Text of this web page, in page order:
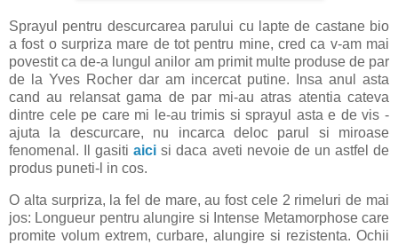
Sprayul pentru descurcarea parului cu lapte de castane bio
a fost o surpriza mare de tot pentru mine, cred ca v-am mai
povestit ca de-a lungul anilor am primit multe produse de par
de la Yves Rocher dar am incercat putine. Insa anul asta
cand au relansat gama de par mi-au atras atentia cateva
dintre cele pe care mi le-au trimis si sprayul asta e de vis -
ajuta la descurcare, nu incarca deloc parul si miroase
fenomenal. Il gasitiaici si daca aveti nevoie de un astfel de
produs puneti-l in cos.
O alta surpriza, la fel de mare, au fost cele 2 rimeluri de mai
jos: Longueur pentru alungire si Intense Metamorphose care
promite volum extrem, curbare, alungire si rezistenta. Ochii